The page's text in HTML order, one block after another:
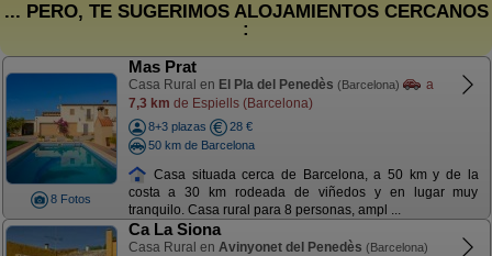
... PERO, TE SUGERIMOS ALOJAMIENTOS CERCANOS
:
8 Fotos
Mas Prat
Casa Rural en El Pla del Penedès (Barcelona)
a
7,3 km de Espiells (Barcelona)
8+3 plazas
28 €
50 km de Barcelona
Casa situada cerca de Barcelona, a 50 km y de la
costa a 30 km rodeada de viñedos y en lugar muy
tranquilo. Casa rural para 8 personas, ampl ...
Ca La Siona
Casa Rural en Avinyonet del Penedès (Barcelona)